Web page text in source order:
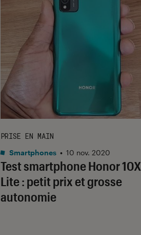
Test smartphone Honor 10X
Lite : petit prix et grosse
autonomie
PRISE EN MAIN
Smartphones • 10 nov. 2020